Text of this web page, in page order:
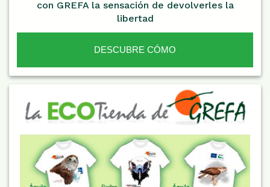
con GREFA la sensación de devolverles la
libertad
DESCUBRE CÓMO